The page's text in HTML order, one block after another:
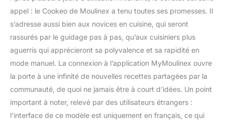
appel : le Cookeo de Moulinex a tenu toutes ses promesses. Il
s’adresse aussi bien aux novices en cuisine, qui seront
rassurés par le guidage pas à pas, qu’aux cuisiniers plus
aguerris qui apprécieront sa polyvalence et sa rapidité en
mode manuel. La connexion à l’application MyMoulinex ouvre
la porte à une infinité de nouvelles recettes partagées par la
communauté, de quoi ne jamais être à court d’idées. Un point
important à noter, relevé par des utilisateurs étrangers :
l’interface de ce modèle est uniquement en français, ce qui